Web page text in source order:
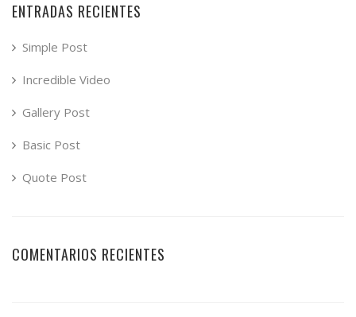
ENTRADAS RECIENTES
Simple Post
Incredible Video
Gallery Post
Basic Post
Quote Post
COMENTARIOS RECIENTES